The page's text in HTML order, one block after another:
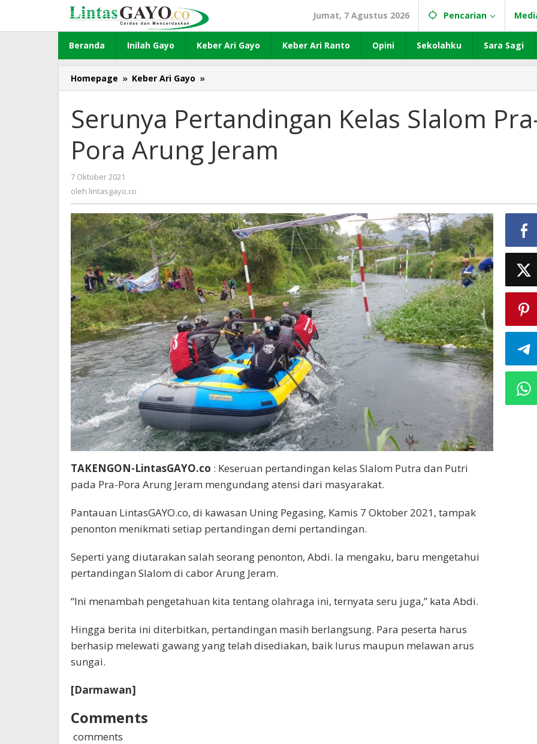
konten
Jumat, 7 Agustus 2026 Pencarian
Beranda Inilah Gayo Keber Ari Gayo Keber Ari Ranto Opini Sekolahku Sara Sagi
Homepage » Keber Ari Gayo »
Pertandingan
Slalom
Pra-
Pora
Arung
Jeram
Serunya Pertandingan Kelas Slalom
Pora Arung Jeram
7 Oktober 2021
lintasgayo.co
oleh lintasgayo.co
TAKENGON-LintasGAYO.co : Keseruan pertandingan kelas Slalom Putra dan Putri
pada Pra-Pora Arung Jeram mengundang atensi dari masyarakat.
Pantauan LintasGAYO.co, di kawasan Uning Pegasing, Kamis 7 Oktober 2021, tampak
penonton menikmati setiap pertandingan demi pertandingan.
Seperti yang diutarakan salah seorang penonton, Abdi. Ia mengaku, baru mengetahui
pertandingan Slalom di cabor Arung Jeram.
“Ini menambah pengetahuan kita tentang olahraga ini, ternyata seru juga,” kata Abdi.
Hingga berita ini diterbitkan, pertandingan masih berlangsung. Para peserta harus
berhasip melewati gawang yang telah disediakan, baik lurus maupun melawan arus
sungai.
[Darmawan]
Comments
comments